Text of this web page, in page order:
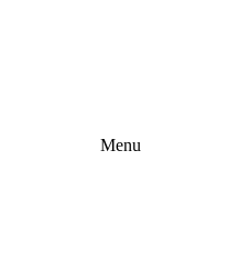
Menu